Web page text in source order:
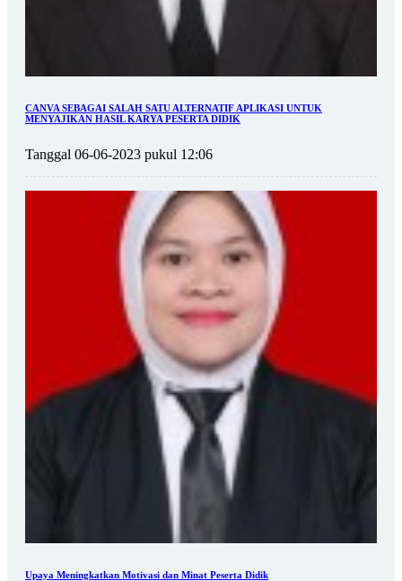
CANVA SEBAGAI SALAH SATU ALTERNATIF APLIKASI UNTUK
MENYAJIKAN HASIL KARYA PESERTA DIDIK
Tanggal 06-06-2023 pukul 12:06
Upaya Meningkatkan Motivasi dan Minat Peserta Didik